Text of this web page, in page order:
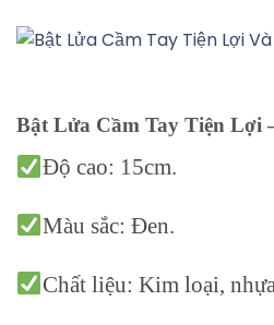
Bật Lửa Cầm Tay Tiện Lợi
Độ cao: 15cm.
Màu sắc: Đen.
Chất liệu: Kim loại,